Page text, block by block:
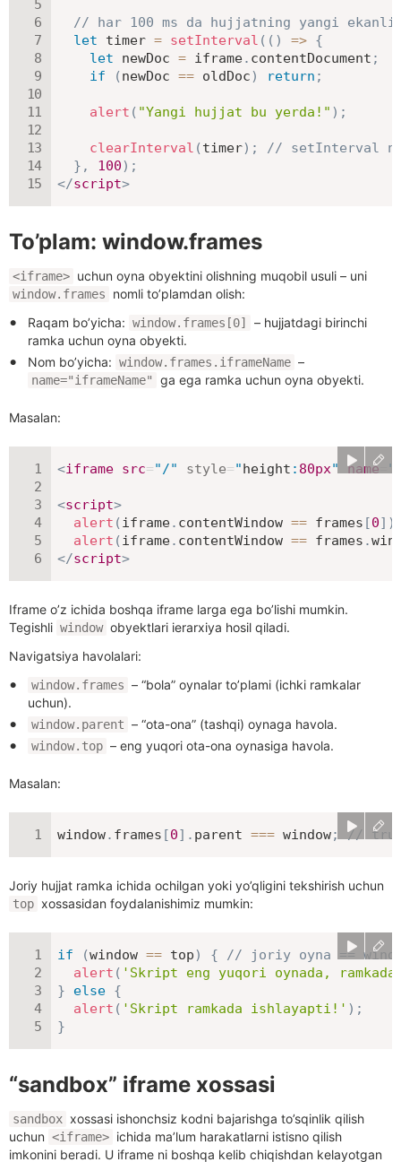
// har 100 ms da hujjatning yangi
let timer = setInterval ( ( ) => {
let newDoc = iframe. contentDocument ;
if
(newDoc == oldDoc) return ;
alert ( "Yangi hujjat bu yerda!" ) ;
clearInterval (timer) ;
// setInterval ni
} , 100) ;
</script>
To’plam: window.frames
<iframe> uchun oyna obyektini olishning muqobil usuli – uni
window.frames
nomli to’plamdan olish:
Raqam bo’yicha: window.frames[0]
– hujjatdagi birinchi
ramka uchun oyna obyekti.
Nom bo’yicha: window.frames.iframeName –
name="iframeName" ga ega ramka uchun oyna obyekti.
Masalan:
<iframe src="/" style="height : 80px" name "
<script>
alert (iframe. contentWindow == frames [0] )
alert (iframe. contentWindow == frames .win
</script>
Iframe o’z ichida boshqa iframe larga ega bo’lishi mumkin.
Tegishli window obyektlari ierarxiya hosil qiladi.
Navigatsiya havolalari:
window.frames – “bola” oynalar to’plami (ichki ramkalar
uchun).
window.parent – “ota-ona” (tashqi) oynaga havola.
window.top – eng yuqori ota-ona oynasiga havola.
Masalan:
window. frames [0] . parent === window; //
Joriy hujjat ramka ichida ochilgan yoki yo’qligini tekshirish uchun
top xossasidan foydalanishimiz mumkin:
if (window == top) {
// joriy oyna ==
alert ( 'Skript eng yuqori oynada, ramkada
}
else {
alert ( 'Skript ramkada ishlayapti!' ) ;
}
“sandbox” iframe xossasi
sandbox xossasi ishonchsiz kodni bajarishga to’sqinlik qilish
uchun <iframe> ichida ma’lum harakatlarni istisno qilish
imkonini beradi. U iframe ni boshqa kelib chiqishdan kelayotgan